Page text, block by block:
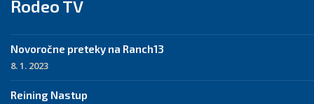
Rodeo TV
Novoročne preteky na Ranch13
8. 1. 2023
Reining Nastup